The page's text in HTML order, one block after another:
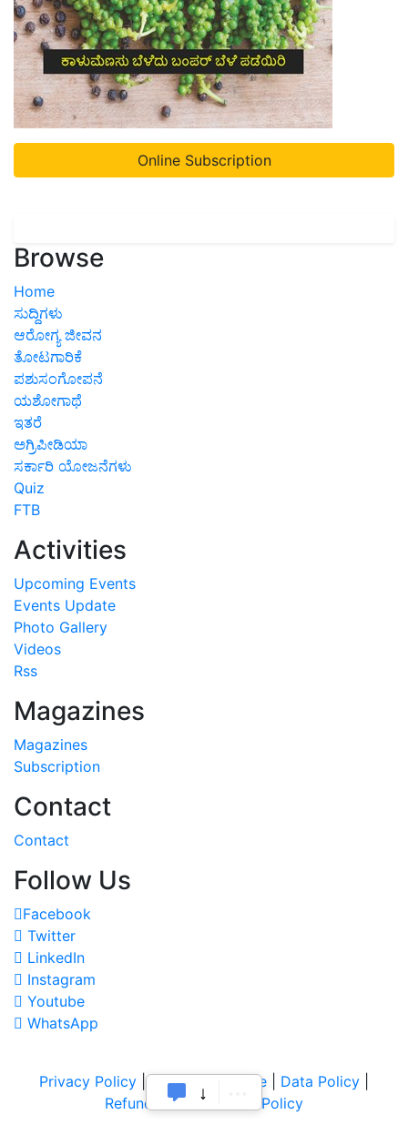
Online Subscription
Browse
Home
ಸುದ್ದಿಗಳು
ಆರೋಗ್ಯ ಜೀವನ
ತೋಟಗಾರಿಕೆ
ಪಶುಸಂಗೋಪನೆ
ಯಶೋಗಾಥೆ
ಇತರೆ
ಅಗ್ರಿಪೀಡಿಯಾ
ಸರ್ಕಾರಿ ಯೋಜನೆಗಳು
Quiz
FTB
Activities
Upcoming Events
Events Update
Photo Gallery
Videos
Rss
Magazines
Magazines
Subscription
Contact
Contact
Follow Us
Facebook
Twitter
LinkedIn
Instagram
Youtube
WhatsApp
Privacy Policy |Terms of Service Data Policy
Refund & Cancellation Policy